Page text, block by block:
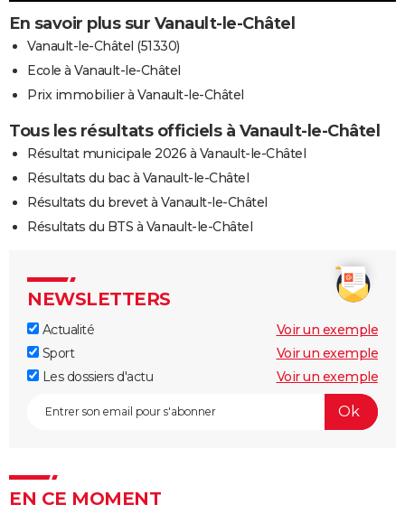
En savoir plus sur Vanault-le-Châtel
Vanault-le-Châtel (51330)
Ecole à Vanault-le-Châtel
Prix immobilier à Vanault-le-Châtel
Tous les résultats officiels à Vanault-le-Châtel
Résultat municipale 2026 à Vanault-le-Châtel
Résultats du bac à Vanault-le-Châtel
Résultats du brevet à Vanault-le-Châtel
Résultats du BTS à Vanault-le-Châtel
NEWSLETTERS
Actualité
Voir un exemple
Sport
Voir un exemple
Les dossiers d'actu
Voir un exemple
EN CE MOMENT